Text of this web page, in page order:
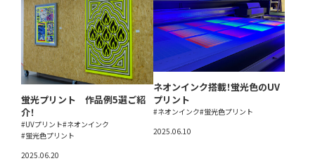
蛍光プリント 作品例5選ご紹
介！
#UVプリント#ネオンインク
#蛍光色プリント
2025.06.20
ネオンインク搭載！蛍光色のUV
プリント
#ネオンインク#蛍光色プリント
2025.06.10